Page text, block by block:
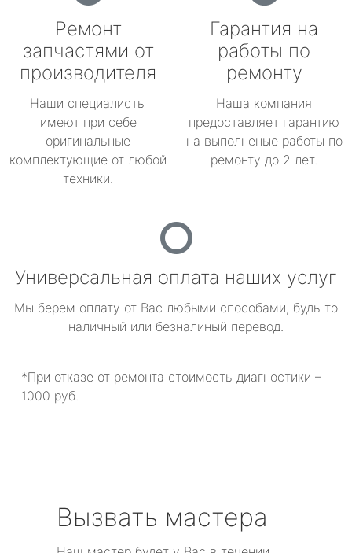
Ремонт
запчастями от
производителя
Наши специалисты
имеют при себе
оригинальные
комплектующие от любой
техники.
Гарантия на
работы по
ремонту
Наша компания
предоставляет гарантию
на выполненые работы по
ремонту до 2 лет.
Универсальная оплата наших услуг
Мы берем оплату от Вас любыми способами, будь то
наличный или безналиный перевод.
*При отказе от ремонта стоимость диагностики –
1000 руб.
Вызвать мастера